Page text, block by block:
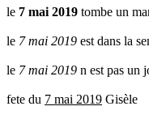
jours
fetes
et
dates
pratiques
le 7 mai 2019 tombe un
le 7 mai 2019 est dans la
le 7 mai 2019 n est pas un
fete du 7 mai 2019 Gisèle